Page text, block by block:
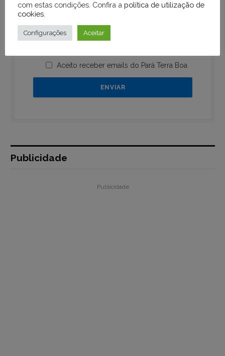
Aceito receber emails do Pará Terra Boa
Publicidade
Publicidade
com estas condições. Confira a política de utilização de
cookies
Configurações Aceitar